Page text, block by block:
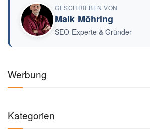
GESCHRIEBEN VON
Maik Möhring
SEO-Experte & Gründer
Werbung
Kategorien